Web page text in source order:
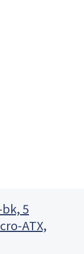
5
ATX,